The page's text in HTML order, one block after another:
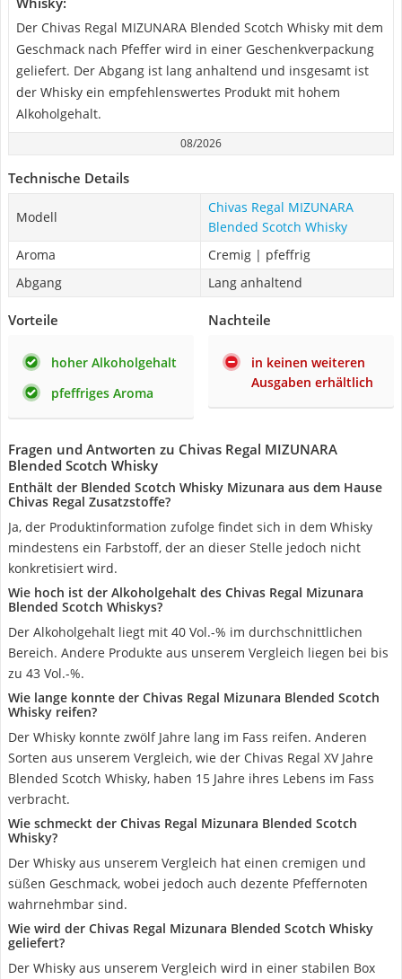
Der Chivas Regal MIZUNARA Blended Scotch Whisky mit dem
Geschmack nach Pfeffer wird in einer Geschenkverpackung
geliefert. Der Abgang ist lang anhaltend und insgesamt ist
der Whisky ein empfehlenswertes Produkt mit hohem
Alkoholgehalt.
08/2026
Technische Details
Modell
Chivas Regal MIZUNARA
Blended Scotch Whisky
Aroma
Cremig | pfeffrig
Abgang
Lang anhaltend
Vorteile
hoher Alkoholgehalt
pfeffriges Aroma
Nachteile
in keinen weiteren
Ausgaben erhältlich
Fragen und Antworten zu Chivas Regal MIZUNARA
Blended Scotch Whisky
Enthält der Blended Scotch Whisky Mizunara aus dem Hause
Chivas Regal Zusatzstoffe?
Ja, der Produktinformation zufolge findet sich in dem Whisky
mindestens ein Farbstoff, der an dieser Stelle jedoch nicht
konkretisiert wird.
Wie hoch ist der Alkoholgehalt des Chivas Regal Mizunara
Blended Scotch Whiskys?
Der Alkoholgehalt liegt mit 40 Vol.-% im durchschnittlichen
Bereich. Andere Produkte aus unserem Vergleich liegen bei bis
zu 43 Vol.-%.
Wie lange konnte der Chivas Regal Mizunara Blended Scotch
Whisky reifen?
Der Whisky konnte zwölf Jahre lang im Fass reifen. Anderen
Sorten aus unserem Vergleich, wie der Chivas Regal XV Jahre
Blended Scotch Whisky, haben 15 Jahre ihres Lebens im Fass
verbracht.
Wie schmeckt der Chivas Regal Mizunara Blended Scotch
Whisky?
Der Whisky aus unserem Vergleich hat einen cremigen und
süßen Geschmack, wobei jedoch auch dezente Pfeffernoten
wahrnehmbar sind.
Wie wird der Chivas Regal Mizunara Blended Scotch Whisky
geliefert?
Der Whisky aus unserem Vergleich wird in einer stabilen Box